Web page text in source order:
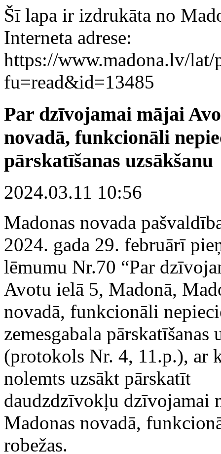
Šī lapa ir izdrukāta no
Interneta adrese:
https://www.madona.lv/lat/
fu=read&id=13485
Par dzīvojamai mājai
novadā, funkcionāli
pārskatīšanas uzsākšanu
2024.03.11 10:56
Madonas novada
2024. gada 29. februārī
lēmumu Nr.70 “Par
Avotu ielā 5, Madonā,
novadā, funkcionāli
zemesgabala pārskatīšanas
(protokols Nr. 4, 11.p.), ar
nolemts uzsākt pārskatīt
daudzdzīvokļu dzīvojamai
Madonas novadā,
robežas.